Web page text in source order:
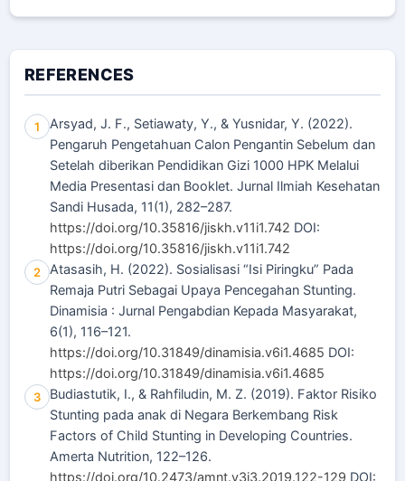
REFERENCES
1
Arsyad, J. F., Setiawaty, Y., & Yusnidar, Y. (2022).
Pengaruh Pengetahuan Calon Pengantin Sebelum dan
Setelah diberikan Pendidikan Gizi 1000 HPK Melalui
Media Presentasi dan Booklet. Jurnal Ilmiah Kesehatan
Sandi Husada, 11(1), 282–287.
https://doi.org/10.35816/jiskh.v11i1.742 DOI:
https://doi.org/10.35816/jiskh.v11i1.742
2
Atasasih, H. (2022). Sosialisasi “Isi Piringku” Pada
Remaja Putri Sebagai Upaya Pencegahan Stunting.
Dinamisia : Jurnal Pengabdian Kepada Masyarakat,
6(1), 116–121.
https://doi.org/10.31849/dinamisia.v6i1.4685 DOI:
https://doi.org/10.31849/dinamisia.v6i1.4685
3
Budiastutik, I., & Rahfiludin, M. Z. (2019). Faktor Risiko
Stunting pada anak di Negara Berkembang Risk
Factors of Child Stunting in Developing Countries.
Amerta Nutrition, 122–126.
https://doi.org/10.2473/amnt.v3i3.2019.122-129 DOI: